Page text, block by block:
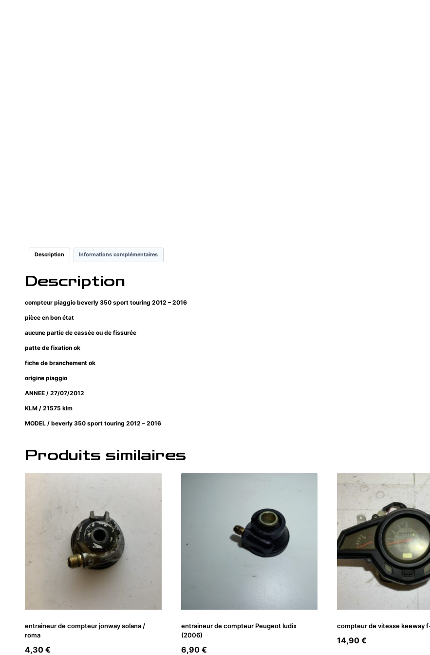
Description Informations complémentaires
Description
compteur piaggio beverly 350 sport touring 2012 – 2016
pièce en bon état
aucune partie de cassée ou de fissurée
patte de fixation ok
fiche de branchement ok
origine piaggio
ANNEE / 27/07/2012
KLM / 21575 klm
MODEL / beverly 350 sport touring 2012 – 2016
Produits similaires
entraineur de compteur jonway solana /
roma
4,30 €
entraineur de compteur Peugeot ludix
(2006)
6,90 €
compteur de vitesse keeway
14,90 €